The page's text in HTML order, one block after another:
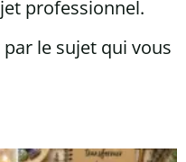
professionnel.
le sujet qui vous